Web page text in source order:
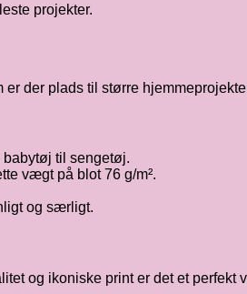
projekter.
der plads til større
til sengetøj.
vægt på blot 76 g/m².
og særligt.
og ikoniske print er det et perfekt